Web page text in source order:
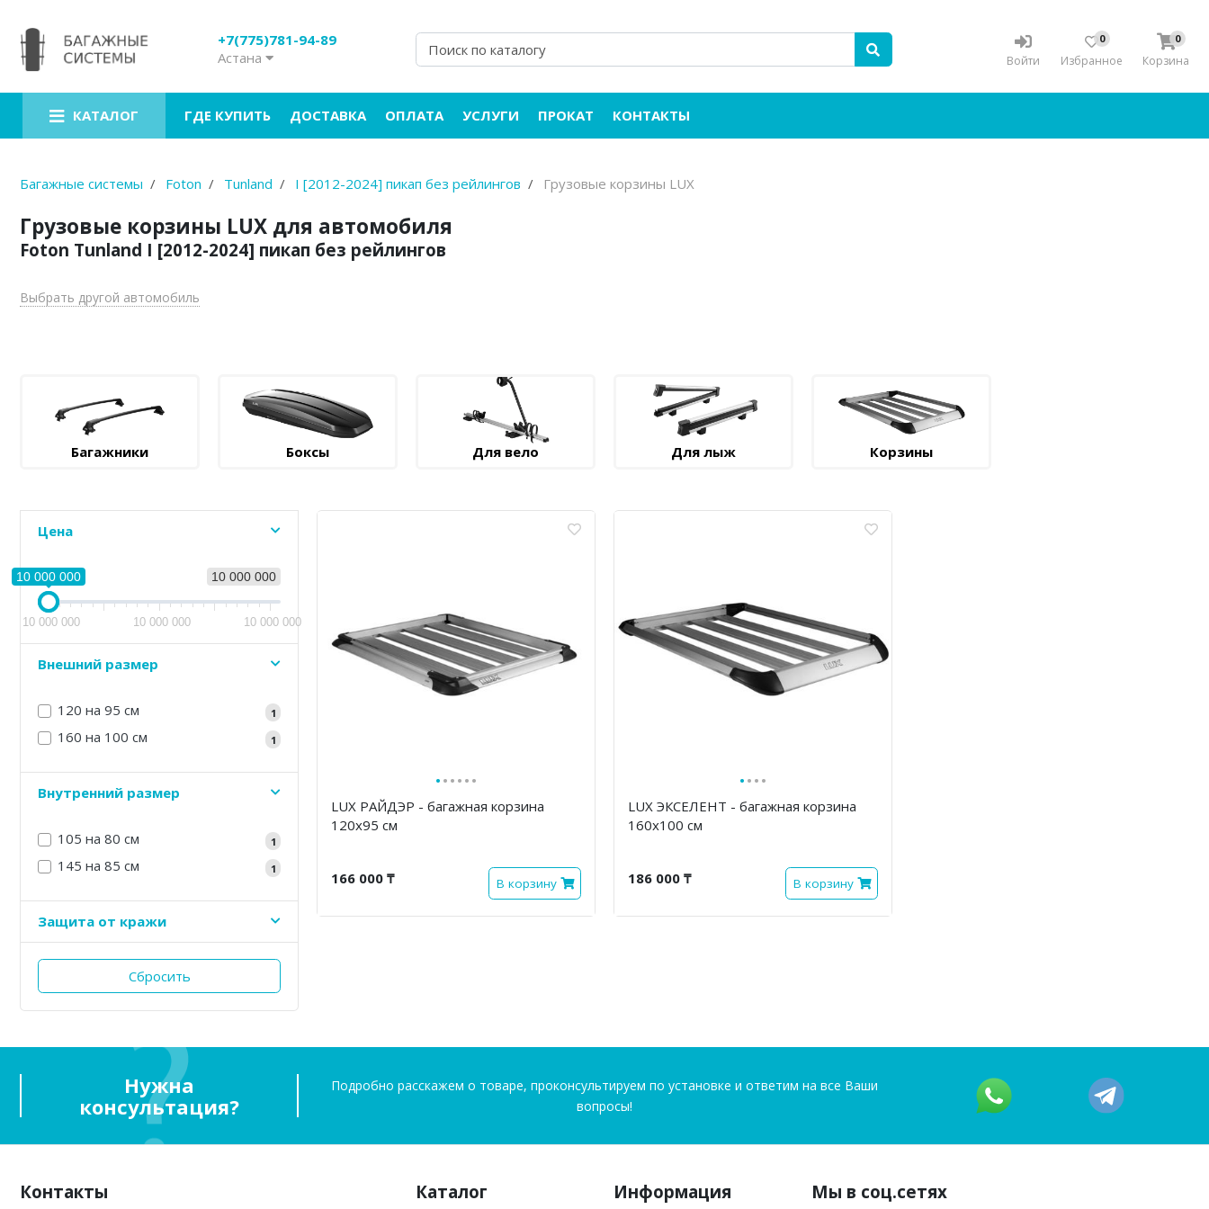
+7(775)781-94-89
Астана
Войти
0
Избранное
0
Корзина
КАТАЛОГ ГДЕ КУПИТЬ ДОСТАВКА ОПЛАТА УСЛУГИ ПРОКАТ КОНТАКТЫ
Багажные системы Foton Tunland I [2012-2024] пикап без рейлингов Грузовые корзины LUX
Грузовые корзины LUX для автомобиля
Foton Tunland I [2012-2024] пикап без рейлингов
Выбрать другой автомобиль
Багажники Боксы Для вело Для лыж Корзины
Цена
10 000 000
10 000 000
10 000 000 10 000 000 10 000 000
Внешний размер
120 на 95 см 1
160 на 100 см 1
Внутренний размер
105 на 80 см 1
145 на 85 см 1
Защита от кражи
Сбросить
······
LUX РАЙДЭР - багажная корзина
120х95 см
166 000 ₸ В корзину
····
LUX ЭКСЕЛЕНТ - багажная корзина
160х100 см
186 000 ₸ В корзину
Нужна
консультация?
Подробно расскажем о товаре, проконсультируем по установке и ответим на все Ваши
вопросы!
Контакты Каталог Информация Мы в соц.сетях
Багажники на крышу
Боксы на крышу
Велокрепления
Крепления для лыж
Грузовые корзины
Аксессуары